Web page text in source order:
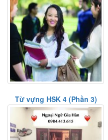
Từ vựng HSK 4 (Phần 3)